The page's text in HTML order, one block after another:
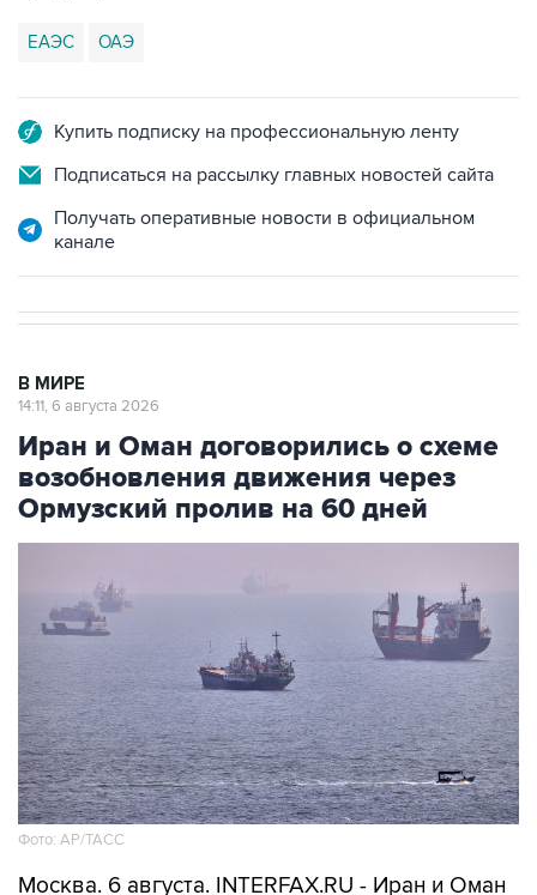
ЕАЭС ОАЭ
Купить подписку на профессиональную ленту
Подписаться на рассылку главных новостей сайта
Получать оперативные новости в официальном
канале
В МИРЕ
14:11, 6 августа 2026
Иран и Оман договорились о схеме
возобновления движения через
Ормузский пролив на 60 дней
Фото: AP/ТАСС
Москва. 6 августа. INTERFAX.RU - Иран и Оман